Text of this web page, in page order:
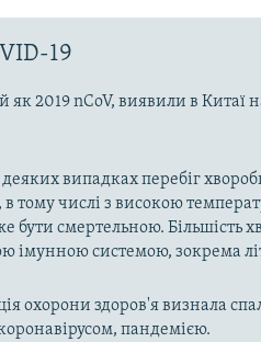
19
як 2019 nCoV, виявили в Китаї
випадках перебіг
тому числі з високою
смертельною. Більшість
імунною системою, зокрема
охорони здоров'я визнала
пандемією.